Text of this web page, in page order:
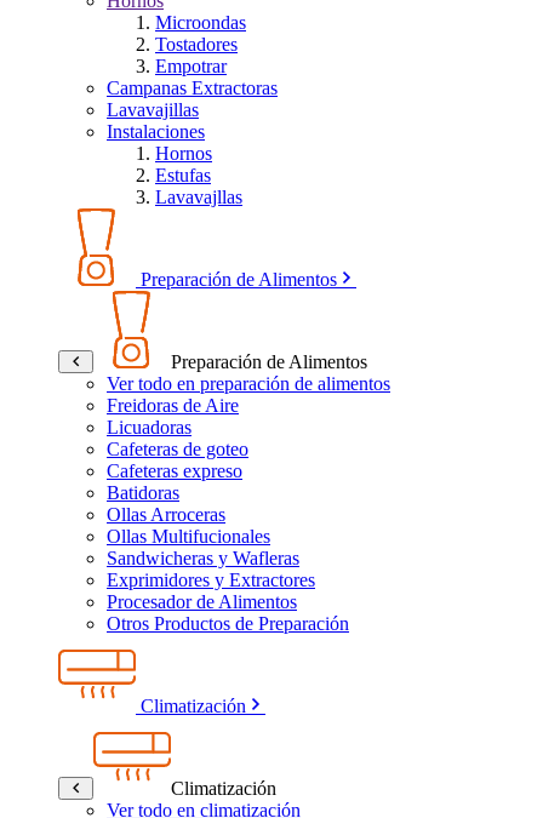
Microondas
Tostadores
Empotrar
Campanas Extractoras
Lavavajillas
Instalaciones
Hornos
Estufas
Lavavajllas
Preparación de Alimentos
Preparación de Alimentos
Ver todo en preparación de alimentos
Freidoras de Aire
Licuadoras
Cafeteras de goteo
Cafeteras expreso
Batidoras
Ollas Arroceras
Ollas Multifucionales
Sandwicheras y Wafleras
Exprimidores y Extractores
Procesador de Alimentos
Otros Productos de Preparación
Climatización
Climatización
Ver todo en climatización